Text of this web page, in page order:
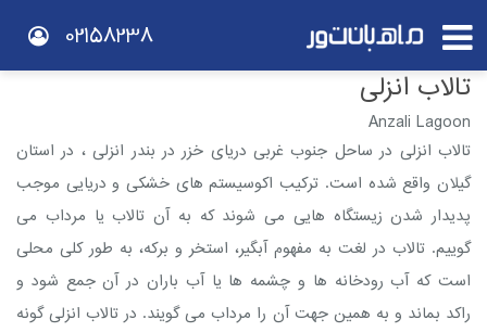
02158238
تالاب انزلی
Anzali Lagoon
تالاب انزلی در ساحل جنوب غربی دریای خزر در بندر انزلی ، در استان
گیلان واقع شده است. ترکیب اکوسیستم های خشکی و دریایی موجب
پدیدار شدن زیستگاه هایی می شوند که به آن تالاب یا مرداب می
گوییم. تالاب در لغت به مفهوم آبگیر، استخر و برکه، به طور کلی محلی
است که آب رودخانه ها و چشمه ها یا آب باران در آن جمع شود و
راکد بماند و به همین جهت آن را مرداب می گویند. در تالاب انزلی گونه